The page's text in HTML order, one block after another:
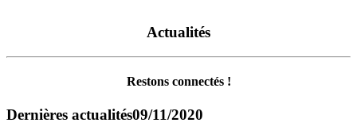
Actualités
Restons connectés !
Dernières actualités09/11/2020